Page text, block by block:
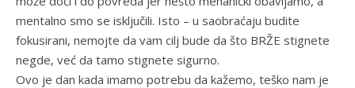
mentalno smo se isključili. Isto – u saobraćaju budite
fokusirani, nemojte da vam cilj bude da što BRŽE stignete
negde, već da tamo stignete sigurno.
Ovo je dan kada imamo potrebu da kažemo, teško nam je